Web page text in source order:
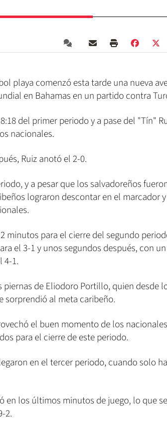
playa comenzó esta tarde una nueva
en Bahamas en un partido contra
del primer periodo y a pase del "Tín"
nacionales.
Ruiz anotó el 2-0.
y a pesar que los salvadoreños
lograron descontar en el marcador
minutos para el cierre del segundo
el 3-1 y unos segundos después, con
4-1.
piernas de Eliodoro Portillo, quien desde
sorprendió al meta caribeño.
el buen momento de los
para el cierre de este periodo.
en el tercer periodo, cuando solo
en los últimos minutos de juego, lo que
2.